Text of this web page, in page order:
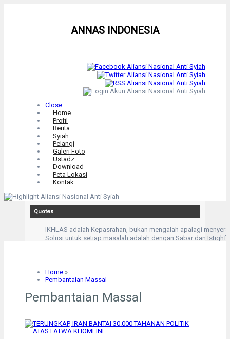
ANNAS INDONESIA
Close
Home
Profil
Berita
Syiah
Pelangi
Galeri Foto
Ustadz
Download
Peta Lokasi
Kontak
Quotes
IKHLAS adalah Kepasrahan, bukan mengalah apalagi
Solusi untuk setiap masalah adalah dengan Sabar dan
IKHLAS adalah Kepasrahan, bukan mengalah apalagi
Solusi untuk setiap masalah adalah dengan Sabar dan
Home »
Pembantaian Massal
Pembantaian Massal